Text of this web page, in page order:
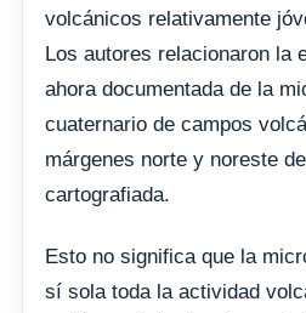
volcánicos relativamente
Los autores relacionaron la
ahora documentada de la
cuaternario de campos
márgenes norte y noreste
cartografiada.
Esto no significa que la
sí sola toda la actividad